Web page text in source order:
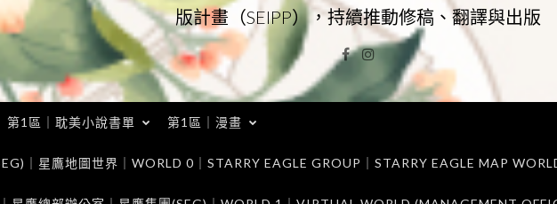
版計畫（SEIPP），持續推動修稿、翻譯與出版
Facebook
Instagram
第1區｜耽美小說書單 第1區｜漫畫
｜星鷹地圖世界｜WORLD 0｜STARRY EAGLE GROUP｜STARRY EAGLE MAP